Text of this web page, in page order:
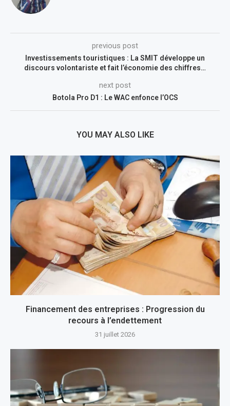
previous post
Investissements touristiques : La SMIT développe un
discours volontariste et fait l’économie des chiffres…
next post
Botola Pro D1 : Le WAC enfonce l’OCS
YOU MAY ALSO LIKE
Financement des entreprises : Progression du
recours à l’endettement
31 juillet 2026